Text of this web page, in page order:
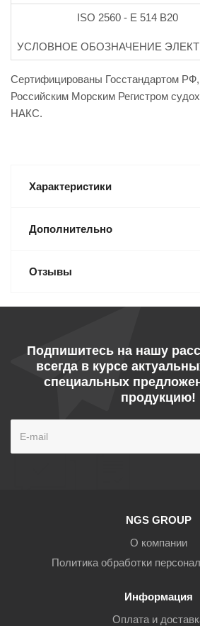
ISO 2560 - E 514 В20
УСЛОВНОЕ ОБОЗНАЧЕНИЕ
Сертифицированы Госстандартом
Российским Морским Регистром
НАКС.
Характеристики
Дополнительно
Отзывы
Подпишитесь на нашу
всегда в курсе
специальных
продукцию!
NGS GROUP
О компании
Политика обработки
Информация
Оплата и